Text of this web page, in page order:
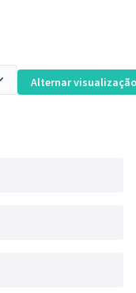
Alternar visualização